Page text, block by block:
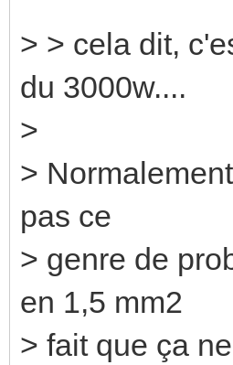
> > cela dit,
du 3000w....
>
>
pas ce
> genre de
en 1,5 mm2
> fait que ça